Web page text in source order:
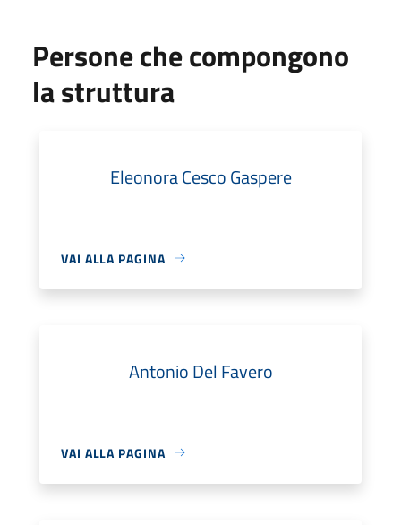
Persone che compongono
la struttura
Eleonora Cesco Gaspere
VAI ALLA PAGINA
Antonio Del Favero
VAI ALLA PAGINA